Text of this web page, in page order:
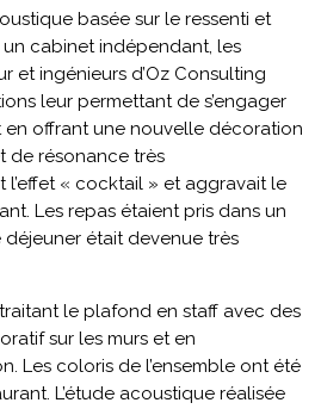
basée sur le ressenti et
cabinet indépendant, les
et ingénieurs d’Oz Consulting
leur permettant de s’engager
en offrant une nouvelle décoration
de résonance très
l’effet « cocktail » et aggravait le
Les repas étaient pris dans un
déjeuner était devenue très
le plafond en staff avec des
sur les murs et en
Les coloris de l’ensemble ont été
L’étude acoustique réalisée